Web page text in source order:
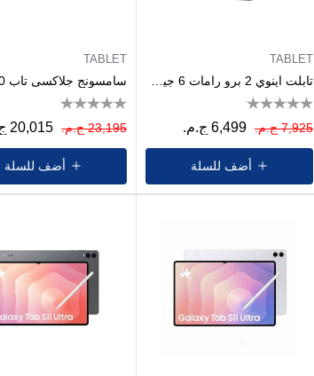
TABLET
7,925 ج.م. 6,499 ج.م.
أضف للسلة
TABLET
23,195 ج.م. 20,015 ج.م.
أضف للسلة